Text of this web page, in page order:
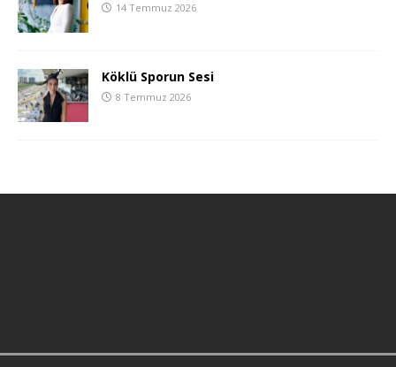
14 Temmuz 2026
Köklü Sporun Sesi
8 Temmuz 2026